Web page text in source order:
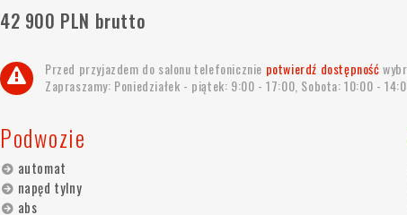
42 900 PLN brutto
Przed przyjazdem do salonu telefonicznie potwierdź dostępność
Zapraszamy: Poniedziałek - piątek: 9:00 - 17:00, Sobota: 10:00 -
Podwozie
automat
napęd tylny
abs